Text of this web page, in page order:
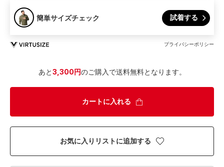
簡単サイズチェック 試着する
プライバシーポリシー
あと3,300円のご購入で送料無料となります。
カートに入れる
お気に入りリストに追加する